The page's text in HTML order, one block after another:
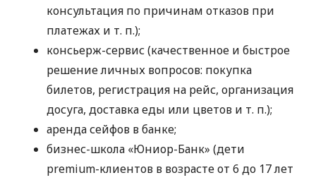
консультация по причинам отказов при
платежах и т. п.);
консьерж-сервис (качественное и быстрое
решение личных вопросов: покупка
билетов, регистрация на рейс, организация
досуга, доставка еды или цветов и т. п.);
аренда сейфов в банке;
бизнес-школа «Юниор-Банк» (дети
premium-клиентов в возрасте от 6 до 17 лет